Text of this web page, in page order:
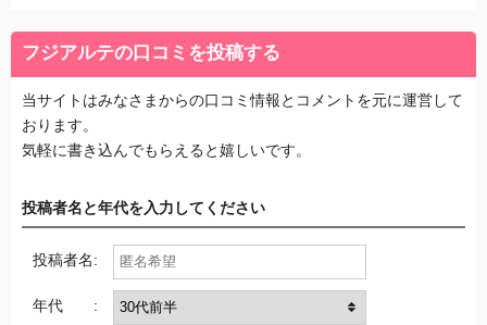
フジアルテの口コミを投稿する
当サイトはみなさまからの口コミ情報とコメントを元に運営して
おります。
気軽に書き込んでもらえると嬉しいです。
投稿者名と年代を入力してください
投稿者名:
年代 :